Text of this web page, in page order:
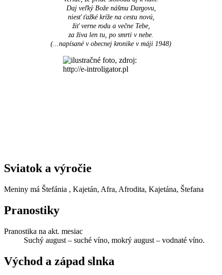
Daj veľký Bože nášmu Dargovu,
niesť ťažké kríže na cestu novú,
žiť verne rodu a večne Tebe,
za živa len tu, po smrti v nebe.
(...napísané v obecnej kronike v máji 1948)
Sviatok a výročie
Meniny má Štefánia , Kajetán, Afra, Afrodita, Kajetána, Štefana
Pranostiky
Pranostika na akt. mesiac
Suchý august – suché víno, mokrý august – vodnaté víno.
Východ a západ slnka